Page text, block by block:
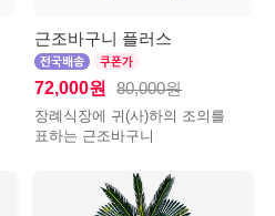
근조바구니 플러스
72,000원 80,000원
장례식장에 귀(사)하의 조의를
표하는 근조바구니